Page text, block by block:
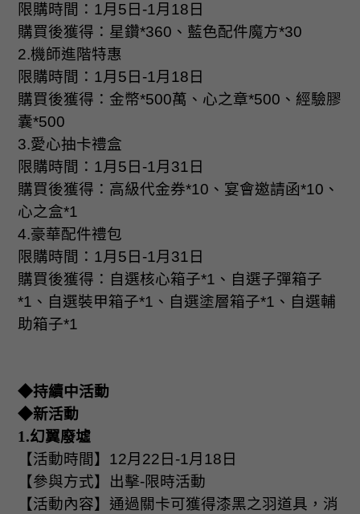
限購時間： 1月 5 日 -1月 18 日
購買後獲得：星鑽*360 、藍色配件魔方*30
2.機師進階特惠
限購時間： 1月 5 日 -1月 18 日
購買後獲得：金幣*500萬、心之章*500 、經驗膠
囊*500
3.愛心抽卡禮盒
限購時間： 1月 5 日 -1月 31 日
購買後獲得：高級代金券*10 、宴會邀請函*10 、
心之盒*1
4.豪華配件禮包
限購時間： 1月 5 日 -1月 31 日
購買後獲得：自選核心箱子*1 、自選子彈箱子
*1 、自選裝甲箱子*1 、自選塗層箱子*1 、自選輔
助箱子*1
◆持續中活動
◆新活動
1.幻翼廢墟
【活動時間】 12月 22 日 -1月 18 日
【參與方式】出擊-限時活動
【活動內容】通過關卡可獲得漆黑之羽道具，消